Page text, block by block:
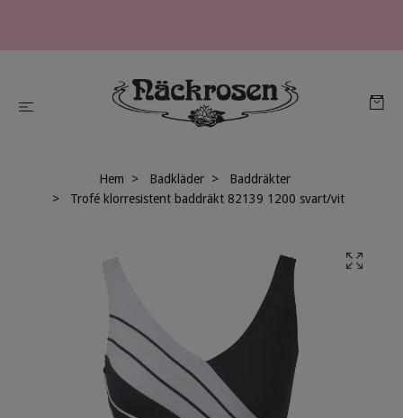
Hem Badkläder
Baddräkter
Trofé klorresistent baddräkt 82139 1200 svart/vit